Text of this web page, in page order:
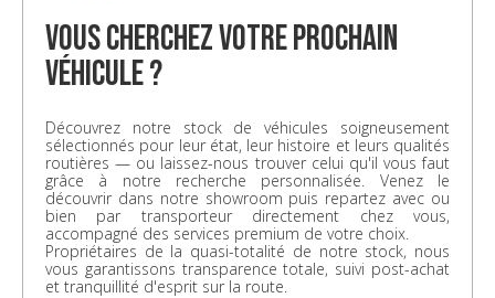
vous cherchez votre prochain
véhicule ?
Découvrez notre stock de véhicules soigneusement
sélectionnés pour leur état, leur histoire et leurs qualités
routières — ou laissez-nous trouver celui qu'il vous faut
grâce à notre recherche personnalisée. Venez le
découvrir dans notre showroom puis repartez avec ou
bien par transporteur directement chez vous,
accompagné des services premium de votre choix.
Propriétaires de la quasi-totalité de notre stock, nous
vous garantissons transparence totale, suivi post-achat
et tranquillité d'esprit sur la route.